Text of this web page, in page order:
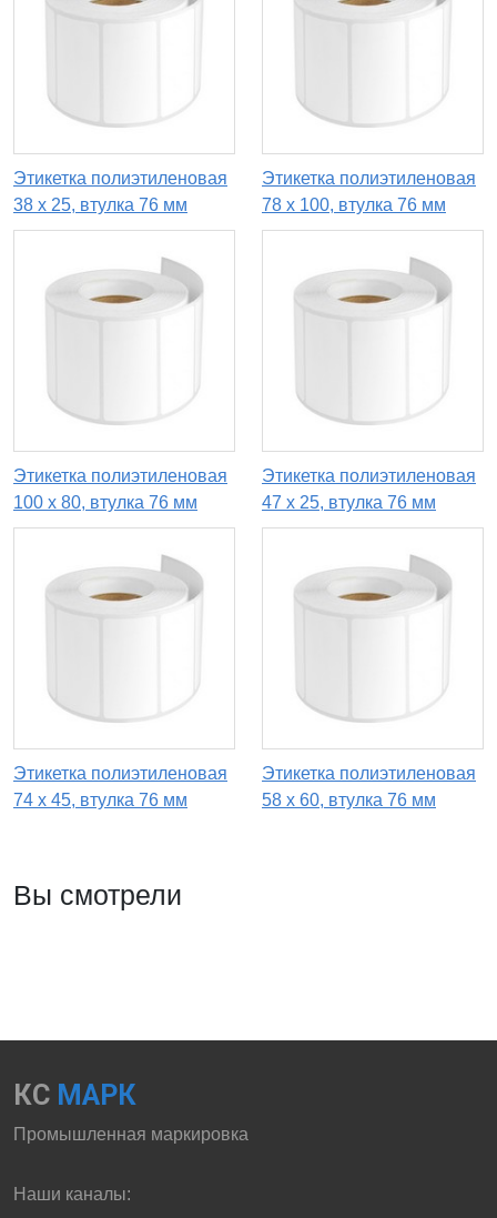
Этикетка полиэтиленовая
38 x 25, втулка 76 мм
Этикетка полиэтиленовая
78 x 100, втулка 76 мм
Этикетка полиэтиленовая
100 x 80, втулка 76 мм
Этикетка полиэтиленовая
47 x 25, втулка 76 мм
Этикетка полиэтиленовая
74 x 45, втулка 76 мм
Этикетка полиэтиленовая
58 x 60, втулка 76 мм
Вы смотрели
КС МАРК
Промышленная маркировка
Наши каналы: